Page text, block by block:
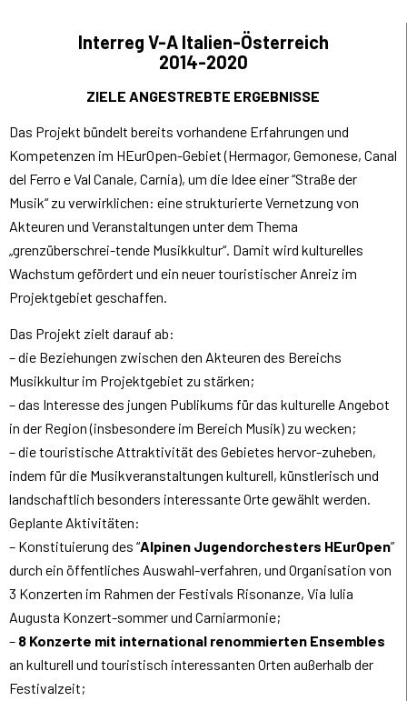
Interreg V-A Italien-Österreich
2014-2020
ZIELE ANGESTREBTE ERGEBNISSE
Das Projekt bündelt bereits vorhandene Erfahrungen und
Kompetenzen im HEurOpen-Gebiet (Hermagor, Gemonese, Canal
del Ferro e Val Canale, Carnia), um die Idee einer “Straße der
Musik“ zu verwirklichen: eine strukturierte Vernetzung von
Akteuren und Veranstaltungen unter dem Thema
„grenzüberschrei-tende Musikkultur“. Damit wird kulturelles
Wachstum gefördert und ein neuer touristischer Anreiz im
Projektgebiet geschaffen.
Das Projekt zielt darauf ab:
– die Beziehungen zwischen den Akteuren des Bereichs
Musikkultur im Projektgebiet zu stärken;
– das Interesse des jungen Publikums für das kulturelle Angebot
in der Region (insbesondere im Bereich Musik) zu wecken;
– die touristische Attraktivität des Gebietes hervor-zuheben,
indem für die Musikveranstaltungen kulturell, künstlerisch und
landschaftlich besonders interessante Orte gewählt werden.
Geplante Aktivitäten:
– Konstituierung des “Alpinen Jugendorchesters HEurOpen”
durch ein öffentliches Auswahl-verfahren, und Organisation von
3 Konzerten im Rahmen der Festivals Risonanze, Via Iulia
Augusta Konzert-sommer und Carniarmonie;
– 8 Konzerte mit international renommierten Ensembles
an kulturell und touristisch interessanten Orten außerhalb der
Festivalzeit;